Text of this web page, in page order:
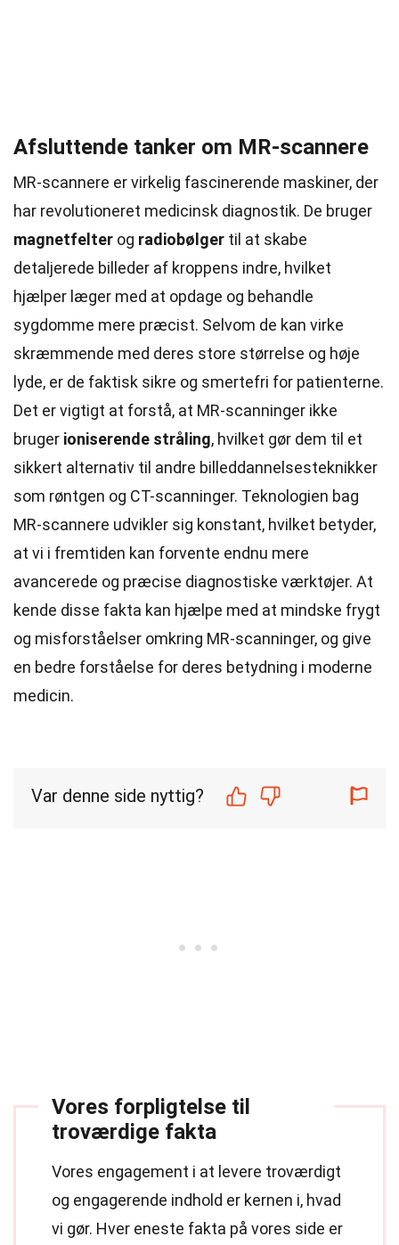
Afsluttende tanker om MR-scannere
MR-scannere er virkelig fascinerende maskiner, der
har revolutioneret medicinsk diagnostik. De bruger
magnetfelter og radiobølger til at skabe
detaljerede billeder af kroppens indre, hvilket
hjælper læger med at opdage og behandle
sygdomme mere præcist. Selvom de kan virke
skræmmende med deres store størrelse og høje
lyde, er de faktisk sikre og smertefri for patienterne.
Det er vigtigt at forstå, at MR-scanninger ikke
bruger ioniserende stråling, hvilket gør dem til et
sikkert alternativ til andre billeddannelsesteknikker
som røntgen og CT-scanninger. Teknologien bag
MR-scannere udvikler sig konstant, hvilket betyder,
at vi i fremtiden kan forvente endnu mere
avancerede og præcise diagnostiske værktøjer. At
kende disse fakta kan hjælpe med at mindske frygt
og misforståelser omkring MR-scanninger, og give
en bedre forståelse for deres betydning i moderne
medicin.
Var denne side nyttig?
Vores forpligtelse til
troværdige fakta
Vores engagement i at levere troværdigt
og engagerende indhold er kernen i, hvad
vi gør. Hver eneste fakta på vores side er